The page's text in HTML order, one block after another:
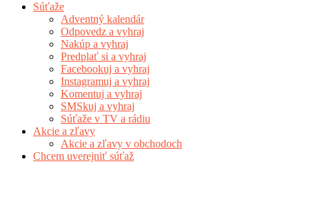
Súťaže
Adventný kalendár
Odpovedz a vyhraj
Nakúp a vyhraj
Predplať si a vyhraj
Facebookuj a vyhraj
Instagramuj a vyhraj
Komentuj a vyhraj
SMSkuj a vyhraj
Súťaže v TV a rádiu
Akcie a zľavy
Akcie a zľavy v obchodoch
Chcem uverejniť súťaž